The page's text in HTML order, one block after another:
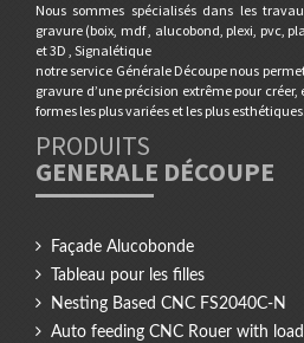
Nous sommes spécialisés dans les
gravure (boix, mdf , alucobond, plexi, pvc,
et 3D , Signalétique
notre service Générale Découpe nous
gravure d’une précision extrême pour
formes les plus variées et les plus
PRODUITS
GENERALE DÉCOUPE
Façade Alucobonde
Tableau pour les filles
Nesting Based CNC FS2040C-N
Auto feeding CNC Rouer with